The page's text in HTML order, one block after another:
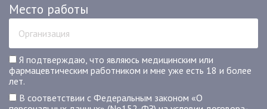
Место работы
Я подтверждаю, что являюсь медицинским или
фармацевтическим работником и мне уже есть 18 и более
лет.
В соответствии с Федеральным законом «О